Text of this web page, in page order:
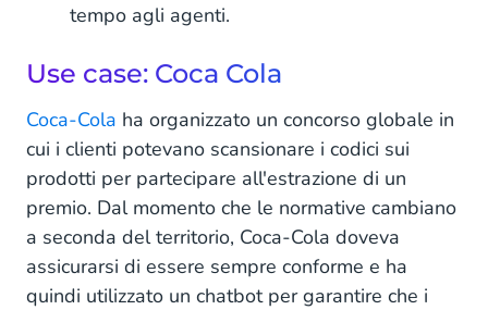
tempo agli agenti.
Use case: Coca Cola
Coca-Cola ha organizzato un concorso globale in
cui i clienti potevano scansionare i codici sui
prodotti per partecipare all'estrazione di un
premio. Dal momento che le normative cambiano
a seconda del territorio, Coca-Cola doveva
assicurarsi di essere sempre conforme e ha
quindi utilizzato un chatbot per garantire che i